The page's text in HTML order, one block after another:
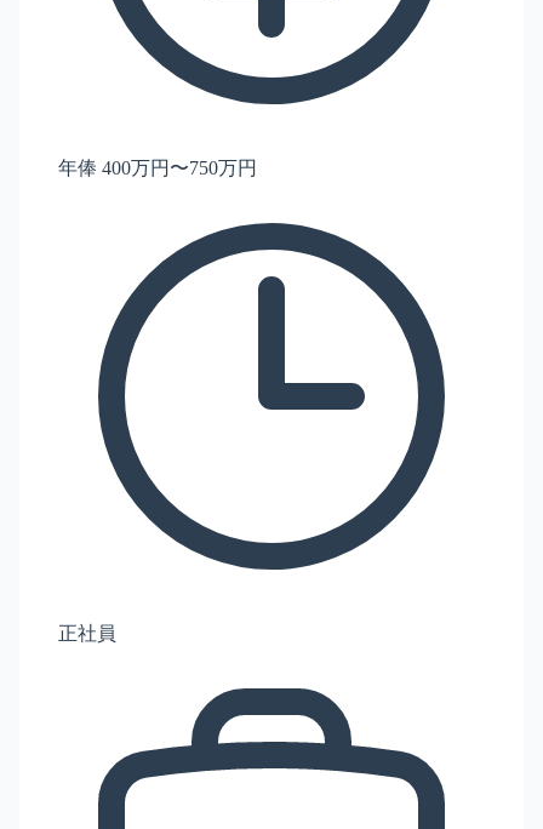
年俸 400万円〜750万円
正社員